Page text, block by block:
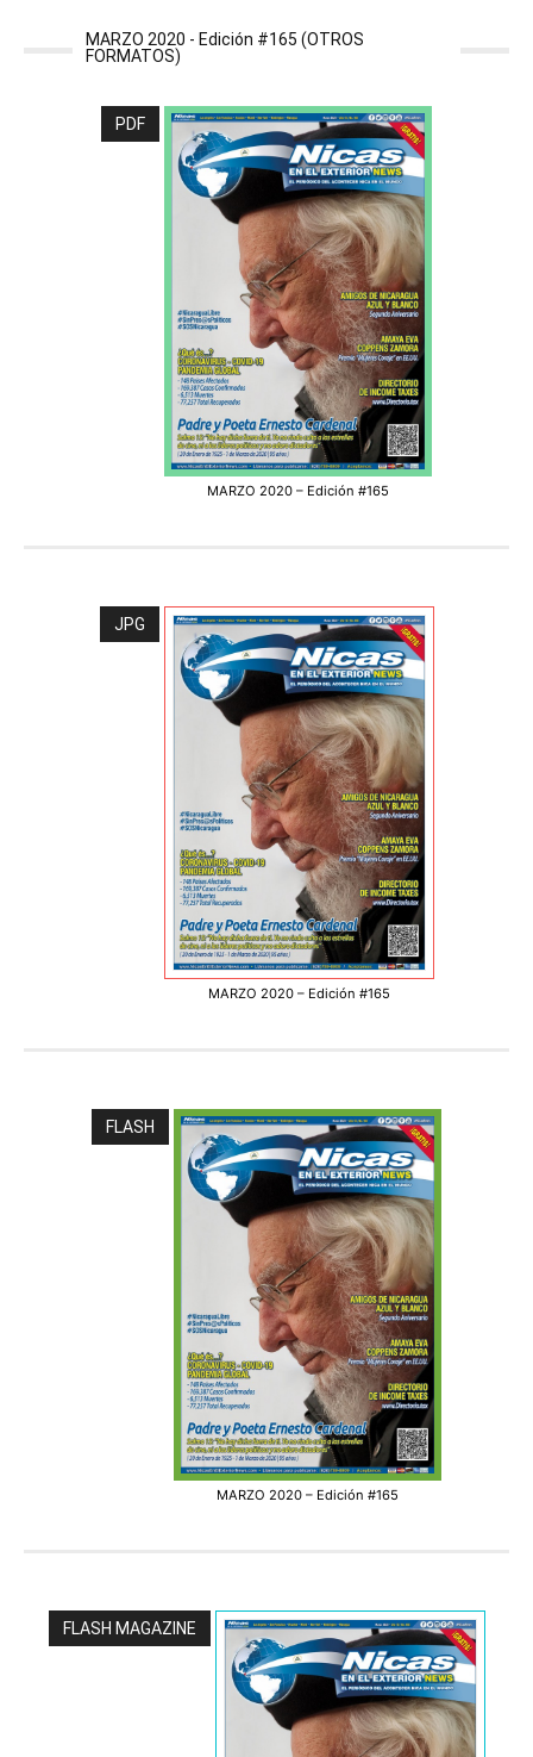
MARZO 2020 - Edición #165 (OTROS
FORMATOS)
PDF
MARZO 2020 – Edición #165
JPG
MARZO 2020 – Edición #165
FLASH
MARZO 2020 – Edición #165
FLASH MAGAZINE